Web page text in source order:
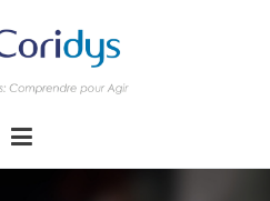
Information Accompagnement
E­xpertise Formations autour des